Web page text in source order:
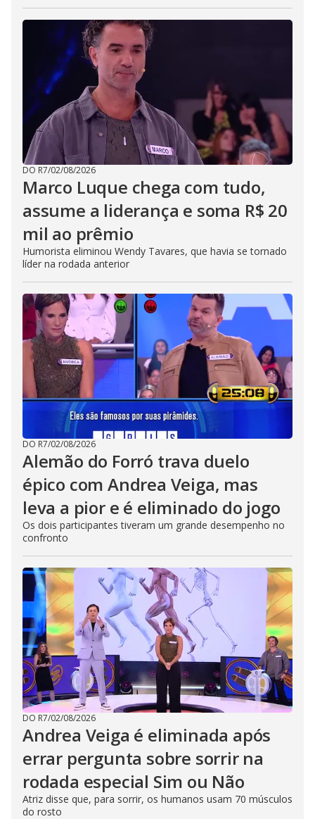
DO R7/02/08/2026
Marco Luque chega com tudo,
assume a liderança e soma R$ 20
mil ao prêmio
Humorista eliminou Wendy Tavares, que havia se tornado
líder na rodada anterior
DO R7/02/08/2026
Alemão do Forró trava duelo
épico com Andrea Veiga, mas
leva a pior e é eliminado do jogo
Os dois participantes tiveram um grande desempenho no
confronto
DO R7/02/08/2026
Andrea Veiga é eliminada após
errar pergunta sobre sorrir na
rodada especial Sim ou Não
Atriz disse que, para sorrir, os humanos usam 70 músculos
do rosto